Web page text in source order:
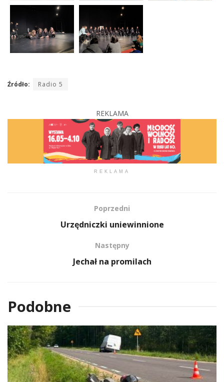
Źródło: Radio 5
REKLAMA
REKLAMA
Poprzedni
Urzędniczki uniewinnione
Następny
Jechał na promilach
Podobne